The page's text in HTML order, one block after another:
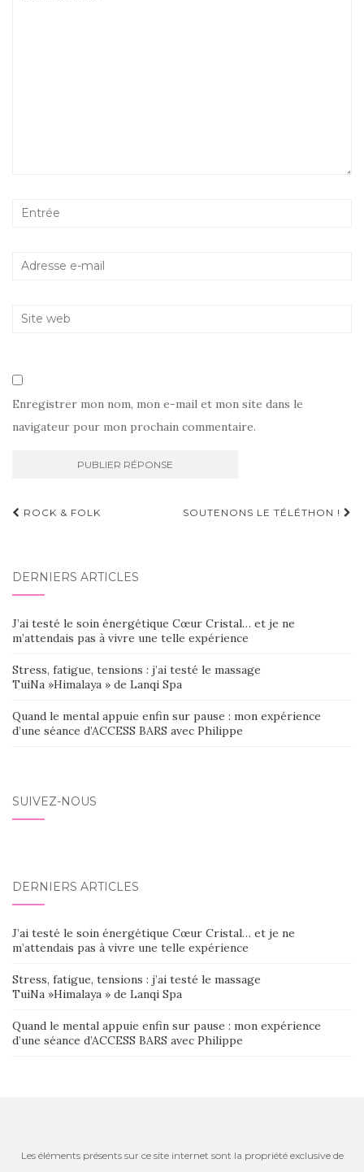
Enregistrer mon nom, mon e-mail et mon site dans le
navigateur pour mon prochain commentaire.
Navigation
ROCK & FOLK SOUTENONS LE TÉLÉTHON !
DERNIERS ARTICLES
J’ai testé le soin énergétique Cœur Cristal… et je ne
m’attendais pas à vivre une telle expérience
Stress, fatigue, tensions : j’ai testé le massage
TuiNa »Himalaya » de Lanqi Spa
Quand le mental appuie enfin sur pause : mon expérience
d’une séance d’ACCESS BARS avec Philippe
SUIVEZ-NOUS
DERNIERS ARTICLES
J’ai testé le soin énergétique Cœur Cristal… et je ne
m’attendais pas à vivre une telle expérience
Stress, fatigue, tensions : j’ai testé le massage
TuiNa »Himalaya » de Lanqi Spa
Quand le mental appuie enfin sur pause : mon expérience
d’une séance d’ACCESS BARS avec Philippe
Les éléments présents sur ce site internet sont la propriété exclusive de